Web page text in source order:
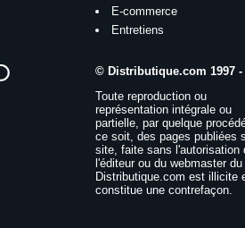
E-commerce
Entretiens
© Distributique.com 1997 -
Toute reproduction ou
représentation intégrale ou
partielle, par quelque
ce soit, des pages publiées
site, faite sans l'autorisation
l'éditeur ou du webmaster
Distributique.com est illicite
constitue une contrefaçon.